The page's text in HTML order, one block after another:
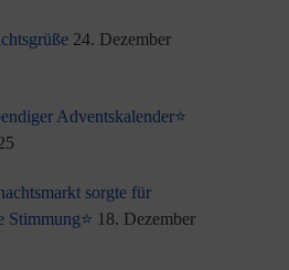
24. Dezember
Adventskalender⭐
sorgte für
Stimmung⭐ 18. Dezember